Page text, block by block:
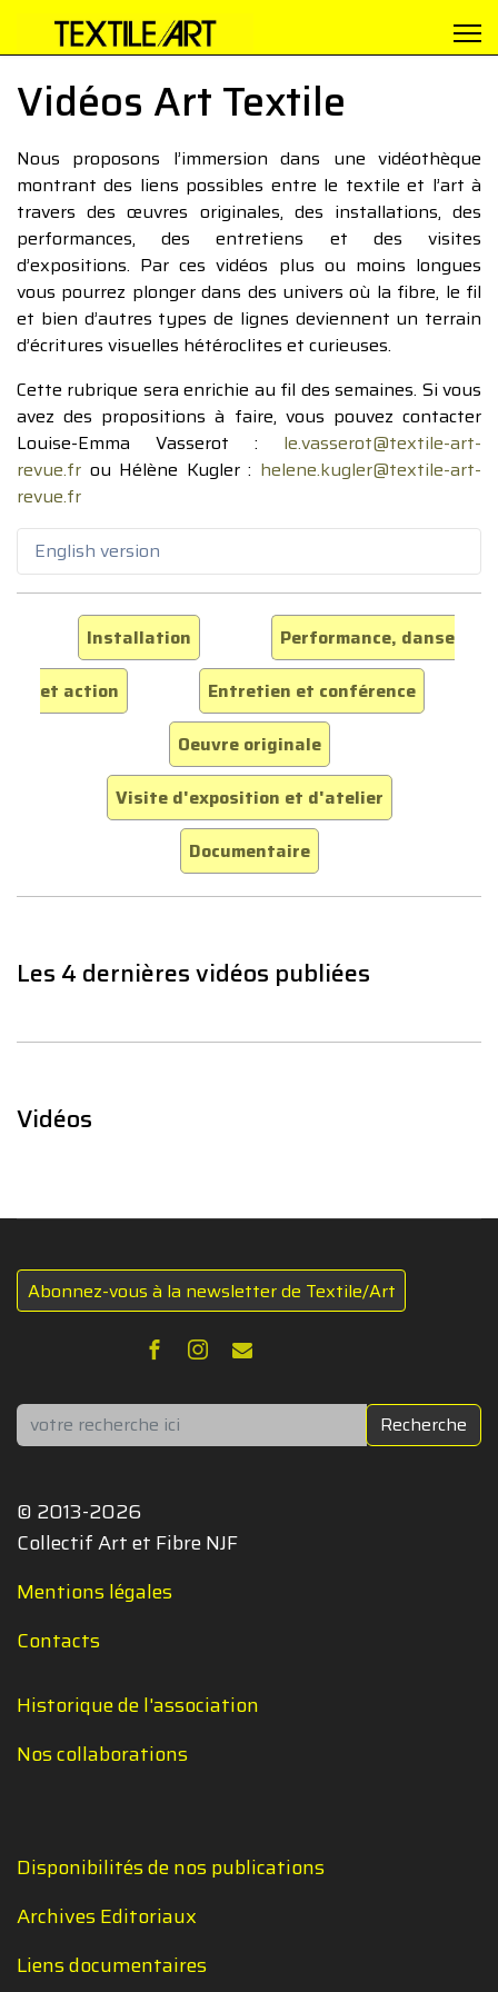
Vidéos Art Textile
Nous proposons l’immersion dans une vidéothèque
montrant des liens possibles entre le textile et l’art à
travers des œuvres originales, des installations, des
performances, des entretiens et des visites
d’expositions. Par ces vidéos plus ou moins longues
vous pourrez plonger dans des univers où la fibre, le fil
et bien d’autres types de lignes deviennent un terrain
d’écritures visuelles hétéroclites et curieuses.
Cette rubrique sera enrichie au fil des semaines. Si vous
avez des propositions à faire, vous pouvez contacter
Louise-Emma Vasserot : le.vasserot@textile-art-
revue.fr ou Hélène Kugler : helene.kugler@textile-art-
revue.fr
English version
Installation
Performance, danse
et action
Entretien et conférence
Oeuvre originale
Visite d'exposition et d'atelier
Documentaire
Les 4 dernières vidéos publiées
Vidéos
Abonnez-vous à la newsletter de Textile/Art
Rechercher Recherche
© 2013-2026
Collectif Art et Fibre NJF
Mentions légales
Contacts
Historique de l'association
Nos collaborations
Disponibilités de nos publications
Archives Editoriaux
Liens documentaires